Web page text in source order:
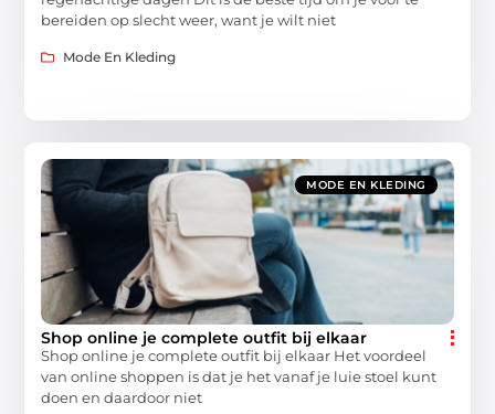
bereiden op slecht weer, want je wilt niet
Mode En Kleding
MODE EN KLEDING
Shop online je complete outfit bij elkaar
Shop online je complete outfit bij elkaar Het voordeel
van online shoppen is dat je het vanaf je luie stoel kunt
doen en daardoor niet